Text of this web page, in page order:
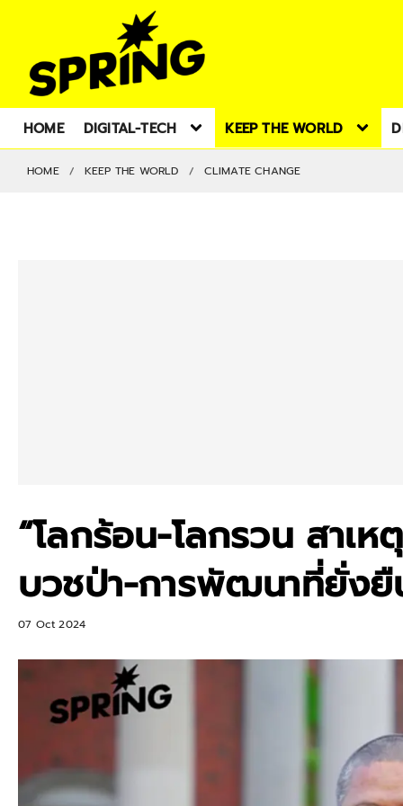
HOME DIGITAL-TECH KEEP THE WORLD
HOME KEEP THE WORLD CLIMATE CHANGE
“โลกร้อน-โลกรวน สาเ
บวชป่า-การพัฒนาที่ยั่งยื
07 Oct 2024